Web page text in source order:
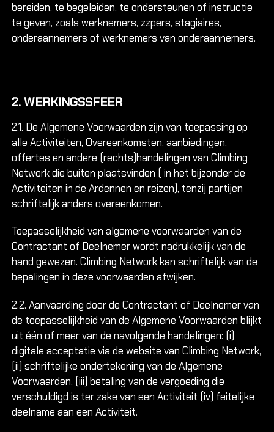
bereiden, te begeleiden, te ondersteunen of instructie
te geven, zoals werknemers, zzpers, stagiaires,
onderaannemers of werknemers van onderaannemers.
2. WERKINGSSFEER
2.1. De Algemene Voorwaarden zijn van toepassing op
alle Activiteiten, Overeenkomsten, aanbiedingen,
offertes en andere (rechts)handelingen van Climbing
Network die buiten plaatsvinden ( in het bijzonder de
Activiteiten in de Ardennen en reizen), tenzij partijen
schriftelijk anders overeenkomen.
Toepasselijkheid van algemene voorwaarden van de
Contractant of Deelnemer wordt nadrukkelijk van de
hand gewezen. Climbing Network kan schriftelijk van de
bepalingen in deze voorwaarden afwijken.
2.2. Aanvaarding door de Contractant of Deelnemer van
de toepasselijkheid van de Algemene Voorwaarden blijkt
uit één of meer van de navolgende handelingen: (i)
digitale acceptatie via de website van Climbing Network,
(ii) schriftelijke ondertekening van de Algemene
Voorwaarden, (iii) betaling van de vergoeding die
verschuldigd is ter zake van een Activiteit (iv) feitelijke
deelname aan een Activiteit.